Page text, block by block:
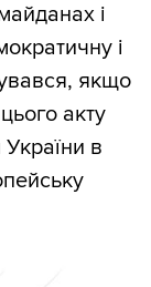
і
і
якщо
акту
в